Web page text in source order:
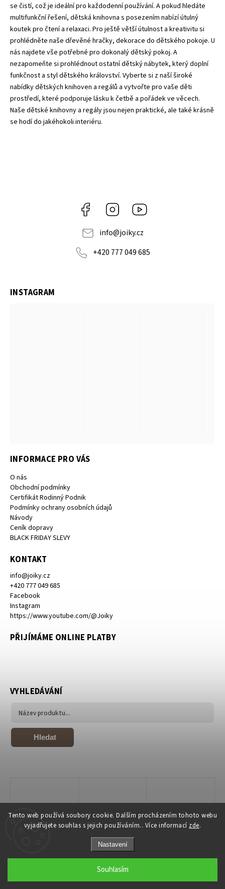
Tento web používá soubory cookie. Dalším procházením tohoto webu
vyjadřujete souhlas s jejich používáním.. Více informací zde.
Nastavení
Souhlasím
se čistí, což je ideální pro každodenní používání. A pokud hledáte
multifunkční řešení, dětská knihovna s posezením nabízí útulný
koutek pro čtení a relaxaci. Pro ještě větší útulnost a kreativitu si
prohlédněte naše dřevěné hračky, dekorace do dětského pokoje. U
nás najdete vše potřebné pro dokonalýdětský pokoj. A
nezapomeňte si prohlédnout ostatnídětský nábytek, který doplní
funkčnost a styl dětského království. Vyberte si z naší široké
nabídky dětských knihoven a regálů a vytvořte pro vaše děti
prostředí, které podporuje lásku k četbě a pořádek ve věcech.
Naše dětské knihovny a regály jsou nejen praktické, ale také krásně
se hodí do jakéhokoli interiéru.
Facebook Instagram
info@joiky.cz
+420 777 049 685
INFORMACE PRO VÁS
O nás
Obchodní podmínky
Certifikát Rodinný Podnik
Podmínky ochrany osobních údajů
Návody
Ceník dopravy
BLACK FRIDAY SLEVY
KONTAKT
info@joiky.cz
+420 777 049 685
Facebook
Instagram
https://www.youtube.com/@Joiky
PŘIJÍMÁME ONLINE PLATBY
INSTAGRAM
VYHLEDÁVÁNÍ
Hledat